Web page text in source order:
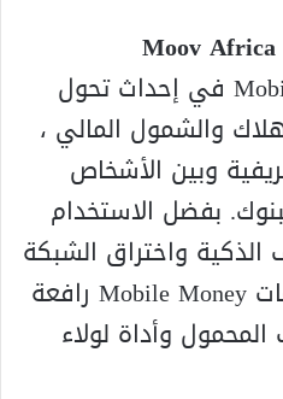
يستمر تطوير Mobile Money في إحداث تحول
والشمول المالي ،
وبين الأشخاص
بفضل الاستخدام
الذكية واختراق الشبكة
بشكل أفضل ، تعد خدمات Mobile Money رافعة
وأداة لولاء